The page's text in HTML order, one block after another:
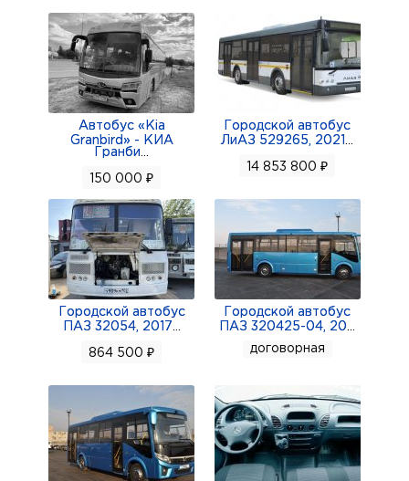
Автобус «Kia
Granbird» - КИА
Гранби
150 000 ₽
Городской автобус
ЛиАЗ 529265, 2021
14 853 800 ₽
Городской автобус
ПАЗ 32054, 2017
864 500 ₽
Городской автобус
ПАЗ 320425-04, 20
договорная